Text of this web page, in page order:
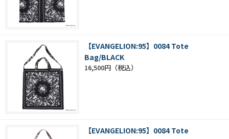
【EVANGELION:95】0084 Tote
Bag/BLACK
16,500円
【EVANGELION:95】0084 Tote